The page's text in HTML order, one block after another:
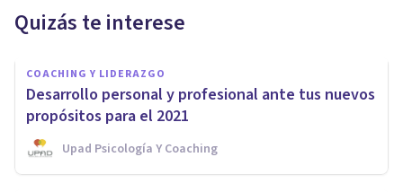
Quizás te interese
COACHING Y LIDERAZGO
Desarrollo personal y profesional ante tus nuevos
propósitos para el 2021
Upad Psicología Y Coaching